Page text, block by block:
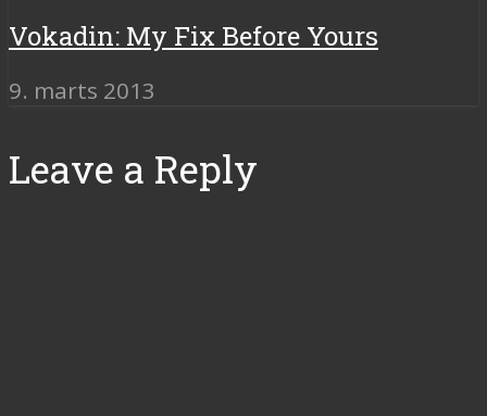
Vokadin: My Fix Before Yours
9. marts 2013
Leave a Reply